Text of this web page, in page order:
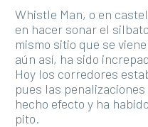
Whistle Man, o en
en hacer sonar el
mismo sitio que se
aún así, ha sido
Hoy los corredores
pues las
hecho efecto y ha
pito.